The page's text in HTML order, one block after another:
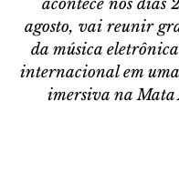
acontece nos dias
agosto, vai reunir
da música
internacional em
imersiva na